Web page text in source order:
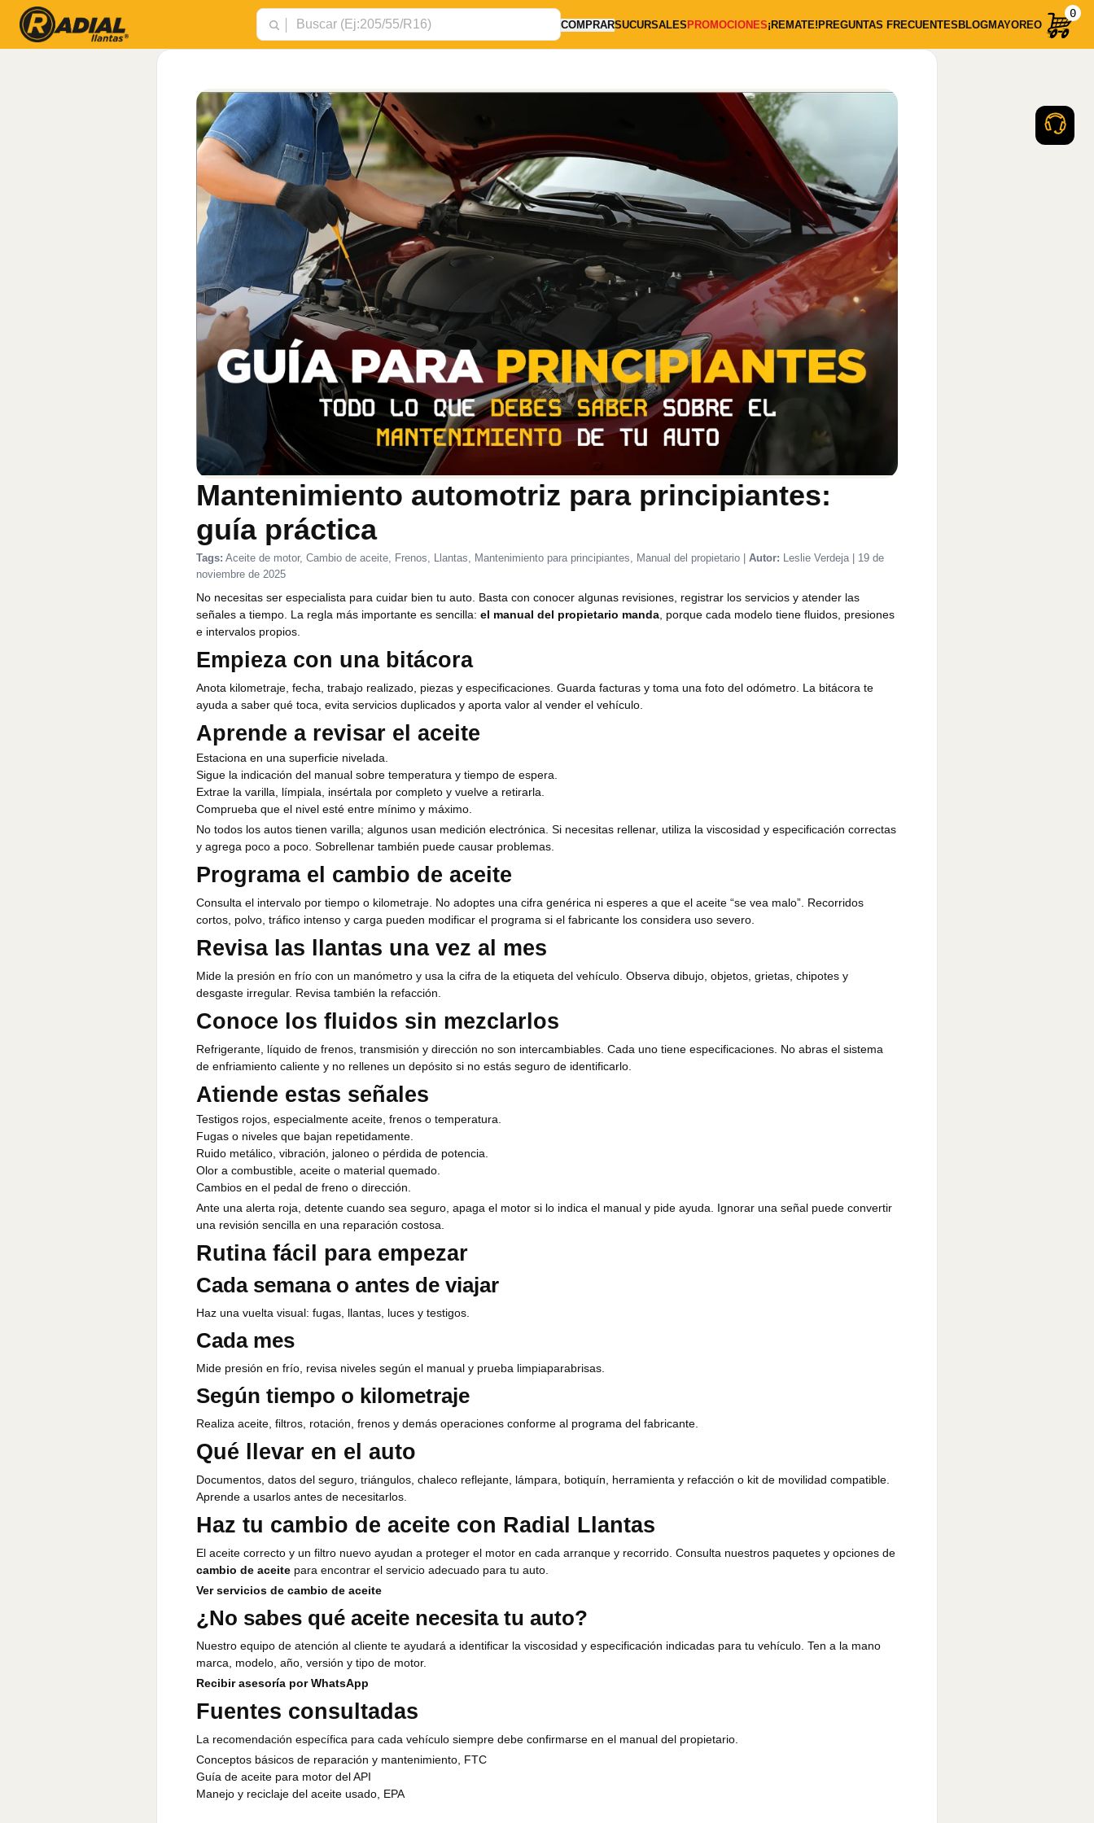
COMPRARSUCURSALESPROMOCIONES¡REMATE!PREGUNTAS FRECUENTESBLOGMAYOREO
0
Mantenimiento automotriz para principiantes:
guía práctica
Tags: Aceite de motor, Cambio de aceite, Frenos, Llantas, Mantenimiento para principiantes, Manual del propietario Autor: Leslie Verdeja|
19 de
noviembre de 2025
No necesitas ser especialista para cuidar bien tu auto. Basta con conocer algunas revisiones, registrar los servicios y atender las
señales a tiempo. La regla más importante es sencilla: el manual del propietario manda , porque cada modelo tiene fluidos, presiones
e intervalos propios.
Empieza con una bitácora
Anota kilometraje, fecha, trabajo realizado, piezas y especificaciones. Guarda facturas y toma una foto del odómetro. La bitácora te
ayuda a saber qué toca, evita servicios duplicados y aporta valor al vender el vehículo.
Aprende a revisar el aceite
Estaciona en una superficie nivelada.
Sigue la indicación del manual sobre temperatura y tiempo de espera.
Extrae la varilla, límpiala, insértala por completo y vuelve a retirarla.
Comprueba que el nivel esté entre mínimo y máximo.
No todos los autos tienen varilla; algunos usan medición electrónica. Si necesitas rellenar, utiliza la viscosidad y especificación correctas
y agrega poco a poco. Sobrellenar también puede causar problemas.
Programa el cambio de aceite
Consulta el intervalo por tiempo o kilometraje. No adoptes una cifra genérica ni esperes a que el aceite “se vea malo”. Recorridos
cortos, polvo, tráfico intenso y carga pueden modificar el programa si el fabricante los considera uso severo.
Revisa las llantas una vez al mes
Mide la presión en frío con un manómetro y usa la cifra de la etiqueta del vehículo. Observa dibujo, objetos, grietas, chipotes y
desgaste irregular. Revisa también la refacción.
Conoce los fluidos sin mezclarlos
Refrigerante, líquido de frenos, transmisión y dirección no son intercambiables. Cada uno tiene especificaciones. No abras el sistema
de enfriamiento caliente y no rellenes un depósito si no estás seguro de identificarlo.
Atiende estas señales
Testigos rojos, especialmente aceite, frenos o temperatura.
Fugas o niveles que bajan repetidamente.
Ruido metálico, vibración, jaloneo o pérdida de potencia.
Olor a combustible, aceite o material quemado.
Cambios en el pedal de freno o dirección.
Ante una alerta roja, detente cuando sea seguro, apaga el motor si lo indica el manual y pide ayuda. Ignorar una señal puede convertir
una revisión sencilla en una reparación costosa.
Rutina fácil para empezar
Cada semana o antes de viajar
Haz una vuelta visual: fugas, llantas, luces y testigos.
Cada mes
Mide presión en frío, revisa niveles según el manual y prueba limpiaparabrisas.
Según tiempo o kilometraje
Realiza aceite, filtros, rotación, frenos y demás operaciones conforme al programa del fabricante.
Qué llevar en el auto
Documentos, datos del seguro, triángulos, chaleco reflejante, lámpara, botiquín, herramienta y refacción o kit de movilidad compatible.
Aprende a usarlos antes de necesitarlos.
Haz tu cambio de aceite con Radial Llantas
El aceite correcto y un filtro nuevo ayudan a proteger el motor en cada arranque y recorrido. Consulta nuestros paquetes y opciones de
cambio de aceite para encontrar el servicio adecuado para tu auto.
Ver servicios de cambio de aceite
¿No sabes qué aceite necesita tu auto?
Nuestro equipo de atención al cliente te ayudará a identificar la viscosidad y especificación indicadas para tu vehículo. Ten a la mano
marca, modelo, año, versión y tipo de motor.
Recibir asesoría por WhatsApp
Fuentes consultadas
La recomendación específica para cada vehículo siempre debe confirmarse en el manual del propietario.
Conceptos básicos de reparación y mantenimiento, FTC
Guía de aceite para motor del API
Manejo y reciclaje del aceite usado, EPA